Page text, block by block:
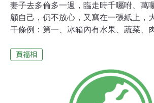
妻子去多倫多一週，臨走時千囑咐、萬
顧自己，仍不放心，又寫在一張紙上，
干條例：第一、冰箱內有水果、蔬菜、
涼台上的盆花，晚餐後不管晴天、陰雨
兩棵楓樹，也要澆水。因為路遠，只能
重，用車運去。如果不得閒，等我回
賈福相